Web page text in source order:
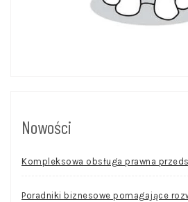
Nowości
Kompleksowa obsługa prawna
Poradniki biznesowe pomagające